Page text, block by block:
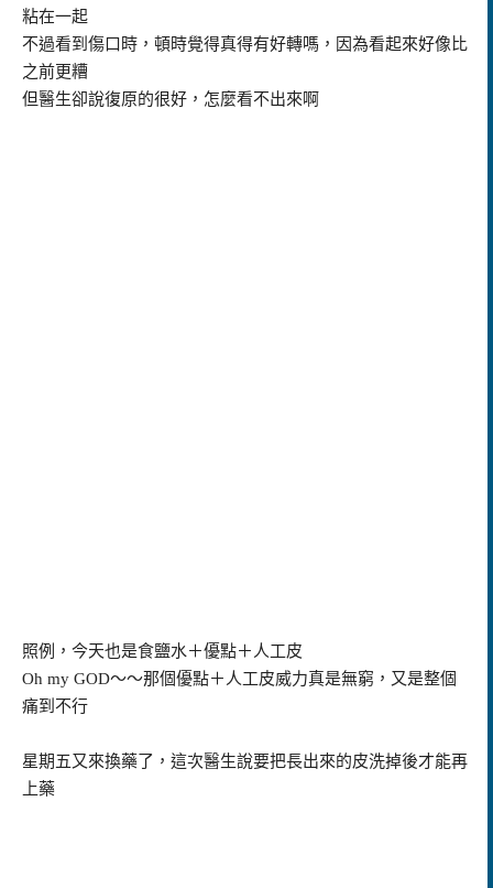
粘在一起
不過看到傷口時，頓時覺得真得有好轉嗎，因為看起來好像比
之前更糟
但醫生卻說復原的很好，怎麼看不出來啊
照例，今天也是食鹽水＋優點＋人工皮
Oh my GOD～～那個優點＋人工皮威力真是無窮，又是整個
痛到不行
星期五又來換藥了，這次醫生說要把長出來的皮洗掉後才能再
上藥